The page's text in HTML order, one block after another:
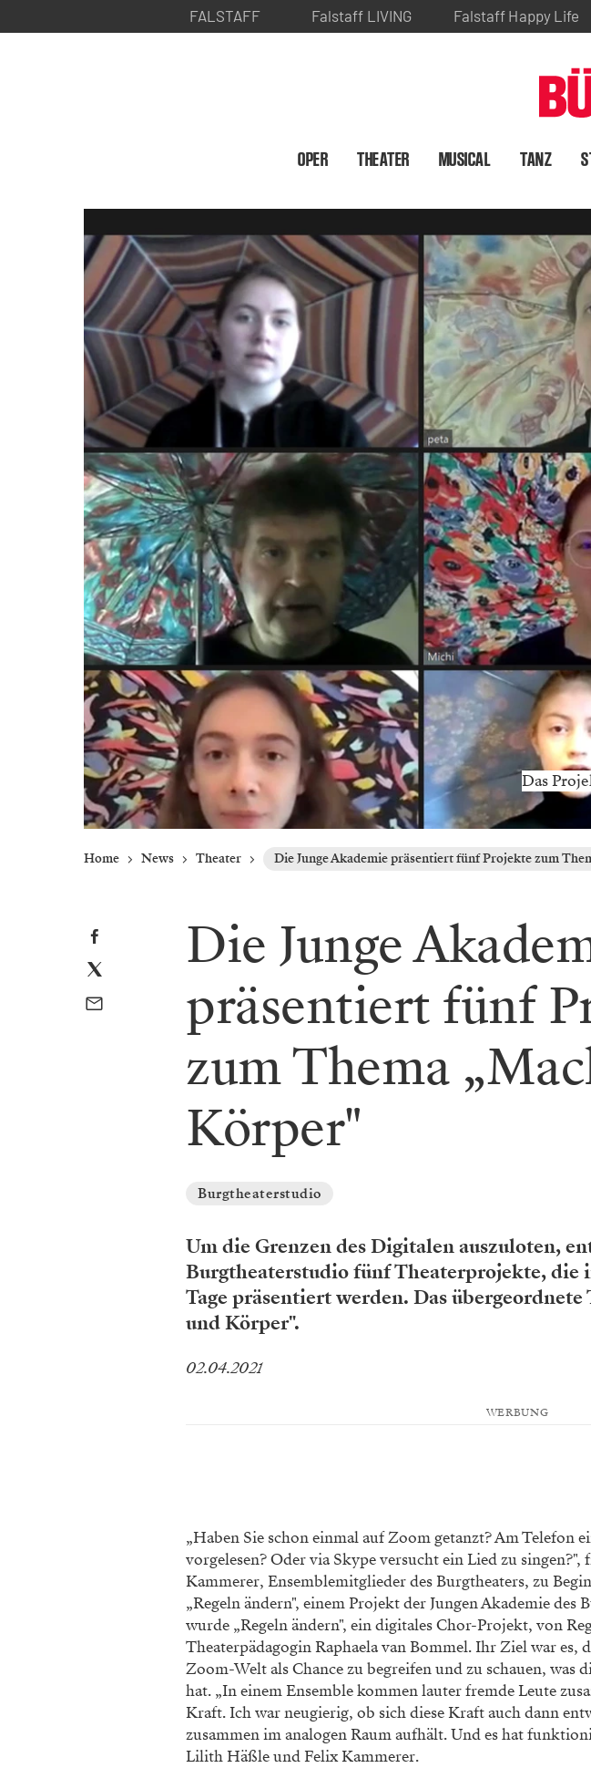
FALSTAFF Falstaff LIVING Falstaff Happy Life
OPER THEATER MUSICAL TANZ
Das
Home News Theater Die Junge Akademie präsentiert fünf Projekte zum
Die Junge
präsentiert fünf
zum Thema
Körper"
Burgtheaterstudio
Um die Grenzen des Digitalen auszuloten,
Burgtheaterstudio fünf Theaterprojekte, die
Tage präsentiert werden. Das
und Körper".
02.04.2021
WERBUNG
„Haben Sie schon einmal auf Zoom getanzt? Am Telefon
vorgelesen? Oder via Skype versucht ein Lied zu
Kammerer, Ensemblemitglieder des Burgtheaters, zu
„Regeln ändern", einem Projekt der Jungen Akademie des
wurde „Regeln ändern", ein digitales Chor-Projekt, von
Theaterpädagogin Raphaela van Bommel. Ihr Ziel war es,
Zoom-Welt als Chance zu begreifen und zu schauen, was
hat. „In einem Ensemble kommen lauter fremde Leute
Kraft. Ich war neugierig, ob sich diese Kraft auch dann
zusammen im analogen Raum aufhält. Und es hat
Lilith Häßle und Felix Kammerer.